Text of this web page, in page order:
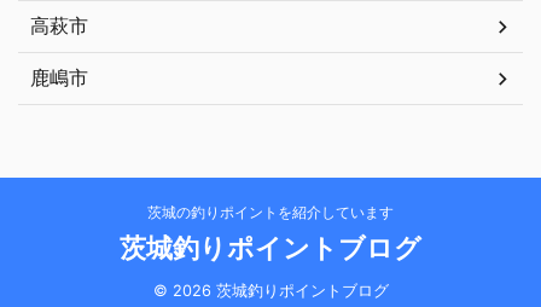
高萩市
鹿嶋市
茨城の釣りポイントを紹介しています
茨城釣りポイントブログ
© 2026 茨城釣りポイントブログ